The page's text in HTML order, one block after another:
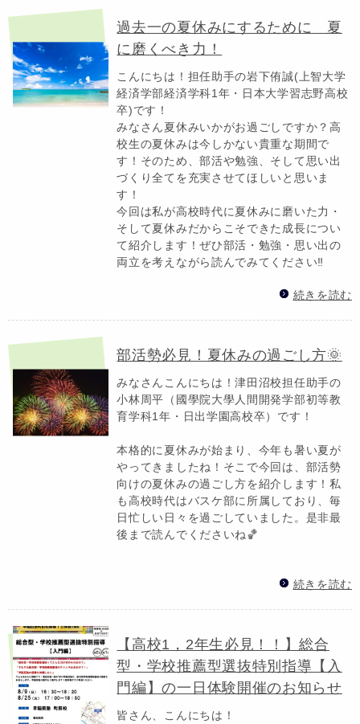
過去一の夏休みにするために 夏
に磨くべき力！
こんにちは！担任助手の岩下侑誠(上智大学
経済学部経済学科1年・日本大学習志野高校
卒)です！
みなさん夏休みいかがお過ごしですか？高
校生の夏休みは今しかない貴重な期間で
す！そのため、部活や勉強、そして思い出
づくり全てを充実させてほしいと思いま
す！
今回は私が高校時代に夏休みに磨いた力・
そして夏休みだからこそできた成長につい
て紹介します！ぜひ部活・勉強・思い出の
両立を考えながら読んでみてください‼️
続きを読む
部活勢必見！夏休みの過ごし方🌞
みなさんこんにちは！津田沼校担任助手の
小林周平（國學院大學人間開発学部初等教
育学科1年・日出学園高校卒）です！
本格的に夏休みが始まり、今年も暑い夏が
やってきましたね！そこで今回は、部活勢
向けの夏休みの過ごし方を紹介します！私
も高校時代はバスケ部に所属しており、毎
日忙しい日々を過ごしていました。是非最
後まで読んでくださいね🏀
続きを読む
【高校1，2年生必見！！】総合
型・学校推薦型選抜特別指導【入
門編】の一日体験開催のお知らせ
皆さん、こんにちは！